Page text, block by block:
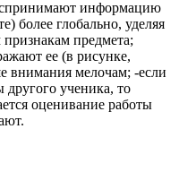
информацию
более глобально, уделяя
предмета;
ее (в рисунке,
внимания мелочам; -если
другого ученика, то
оценивание работы